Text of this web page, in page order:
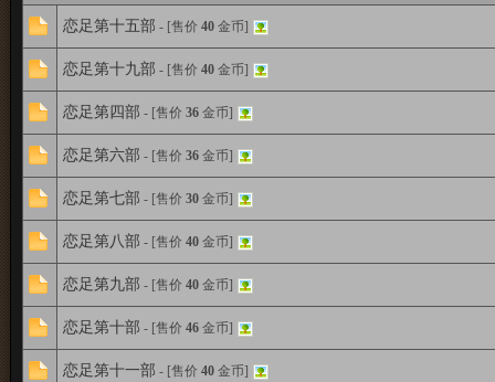
系
平
台
恋足第十五部 - [售价 40 金币]
恋足第十九部 - [售价 40 金币]
恋足第四部 - [售价 36 金币]
恋足第六部 - [售价 36 金币]
恋足第七部 - [售价 30 金币]
恋足第八部 - [售价 40 金币]
恋足第九部 - [售价 40 金币]
恋足第十部 - [售价 46 金币]
恋足第十一部 - [售价 40 金币]